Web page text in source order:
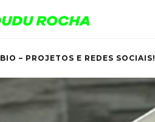
BIO – PROJETOS E REDES SOCIAIS!